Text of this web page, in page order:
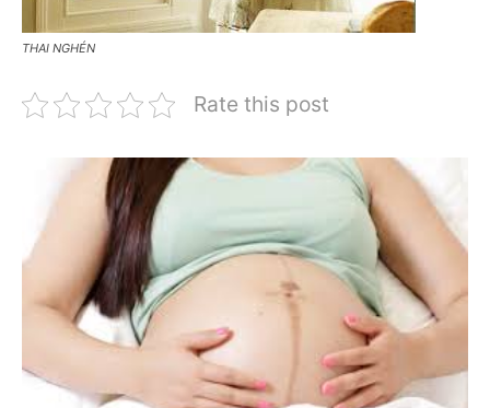
THAI NGHÉN
Rate this post